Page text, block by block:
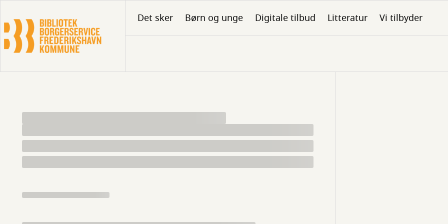
hovedindhold
Det sker Børn og unge Digitale tilbud Litteratur Vi tilbyder